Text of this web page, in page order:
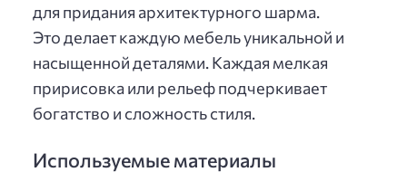
для придания архитектурного шарма.
Это делает каждую мебель уникальной и
насыщенной деталями. Каждая мелкая
пририсовка или рельеф подчеркивает
богатство и сложность стиля.
Используемые материалы